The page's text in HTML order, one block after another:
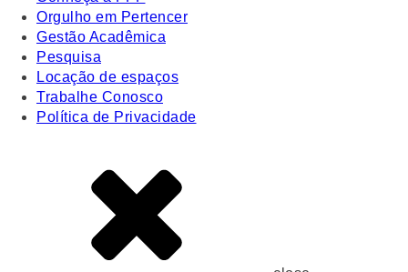
Orgulho em Pertencer
Gestão Acadêmica
Pesquisa
Locação de espaços
Trabalhe Conosco
Política de Privacidade